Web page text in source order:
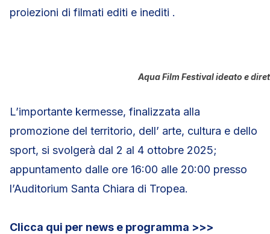
proiezioni di filmati editi e inediti .
Aqua Film Festival ideato e
L’importante kermesse, finalizzata alla
promozione del territorio, dell’ arte, cultura e dello
sport, si svolgerà dal 2 al 4 ottobre 2025;
appuntamento dalle ore 16:00 alle 20:00 presso
l’Auditorium Santa Chiara di Tropea.
Clicca qui per news e programma >>>